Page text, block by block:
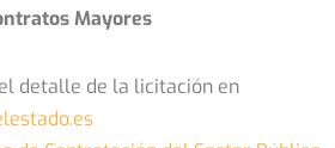
Mayores
detalle de la licitación en